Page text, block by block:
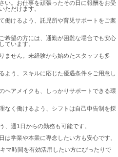
い。お仕事を頑張ったその日に報酬をお受
ただけます。
働けるよう、託児所や育児サポートをご案
希望の方には、通勤が困難な場合でも安心
ています。
ません。未経験から始めたスタッフも多
よう、スキルに応じた優遇条件をご用意し
アメイクも、しっかりサポートできる環
なく働けるよう、シフトは自己申告制を採
、週1日からの勤務も可能です。
学業や本業に専念したい方も安心です。
マ時間を有効活用したい方にぴったりで